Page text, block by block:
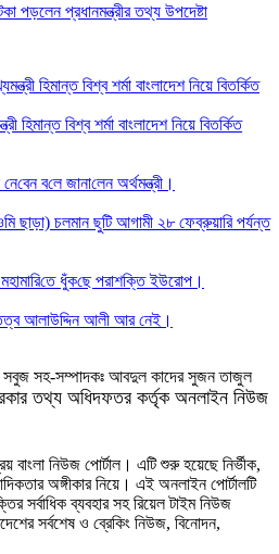
পড়লেন প্রধানমন্ত্রীর তথ্য উপদেষ্টা
হিমান্ত বিশ্ব শর্মা বাংলাদেশ নিয়ে বিতর্কিত
ব‌লে জানা‌লেন অর্থমন্ত্রী।
ছাড়া) চলমান ছুটি আগামী ২৮ ফেব্রুয়ারি পর্যন্ত
মহামা‌রি‌তে ধুঁক‌ছে পরাশ‌ক্তি ইউরোপ।
আলাউদ্দিন আলী আর নেই।
সবুজ সহ-সম্পাদকঃ আবদুল কাদের সুজন তাজুল
সরকার তথ্য অধিদফতর কর্তৃক অনলাইন নিউজ
নিউজ পোর্টাল। এটি শুরু হয়েছে নির্ভীক,
অঙ্গীকার নিয়ে। এই অনলাইন পোর্টালটি
সর্বাধিক ব্যবহার সহ রিয়েল টাইম নিউজ
সর্বশেষ ও ব্রেকিং নিউজ, বিনোদন,